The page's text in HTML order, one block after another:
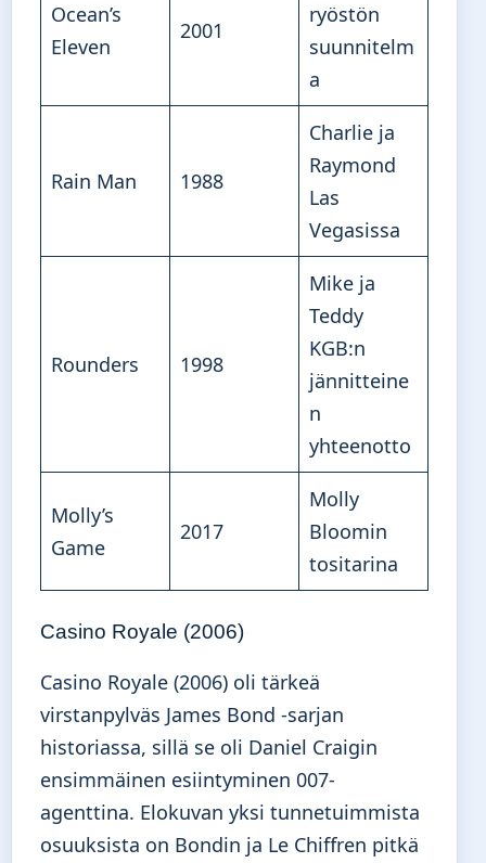
Ocean’s
Eleven
2001
ryöstön
suunnitelm
a
Rain Man 1988
Charlie ja
Raymond
Las
Vegasissa
Rounders 1998
Mike ja
Teddy
KGB:n
jännitteine
n
yhteenotto
Molly’s
Game
2017
Molly
Bloomin
tositarina
Casino Royale (2006)
Casino Royale (2006) oli tärkeä
virstanpylväs James Bond -sarjan
historiassa, sillä se oli Daniel Craigin
ensimmäinen esiintyminen 007-
agenttina. Elokuvan yksi tunnetuimmista
osuuksista on Bondin ja Le Chiffren pitkä